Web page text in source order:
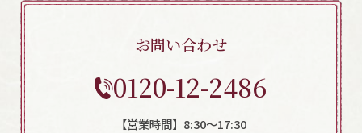
お問い合わせ
0120-12-2486
【営業時間】8:30～17:30